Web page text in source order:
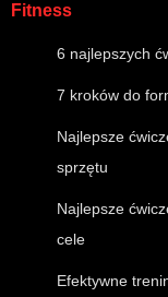
Fitness
6 najlepszych
7 kroków do
Najlepsze
sprzętu
Najlepsze
cele
Efektywne